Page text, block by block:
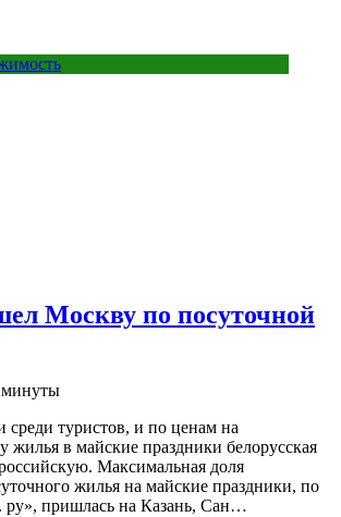
Москву по посуточной
минуты
среди туристов, и по ценам на
жилья в майские праздники белорусская
Максимальная доля
жилья на майские праздники, по
пришлась на Казань, Сан…